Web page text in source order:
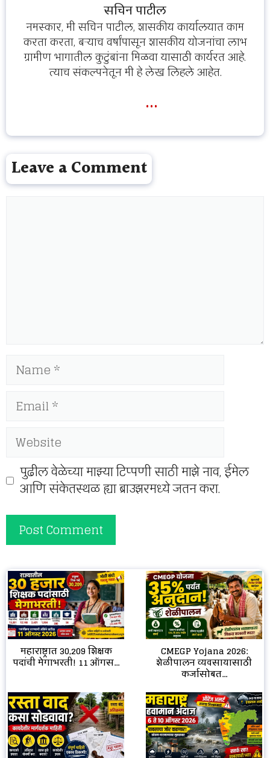
सचिन पाटील
नमस्कार, मी सचिन पाटील, शासकीय कार्यालयात काम
करता करता, बऱ्याच वर्षांपासून शासकीय योजनांचा लाभ
ग्रामीण भागातील कुटुंबांना मिळवा यासाठी कार्यरत आहे.
त्याच संकल्पनेतून मी हे लेख लिहले आहेत.
...
Leave a Comment
Name
Email
Website
पुढील वेळेच्या माझ्या टिप्पणी साठी माझे नाव, ईमेल
आणि संकेतस्थळ ह्या ब्राउझरमध्ये जतन करा.
महाराष्ट्रात 30,209 शिक्षक
पदांची मेगाभरती! 11 ऑगस...
CMEGP Yojana 2026:
शेळीपालन व्यवसायासाठी
कर्जासोबत...